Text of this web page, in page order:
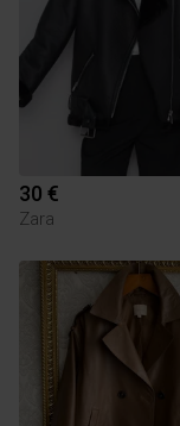
30 €
Zara